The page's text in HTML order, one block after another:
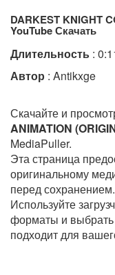
DARKEST KNIGHT
YouTube Скачать
Длительность :
Автор : Antikxge
Скачайте и
ANIMATION
MediaPuller.
Эта страница
оригинальному
перед сохранением.
Используйте
форматы и выбрать
подходит для